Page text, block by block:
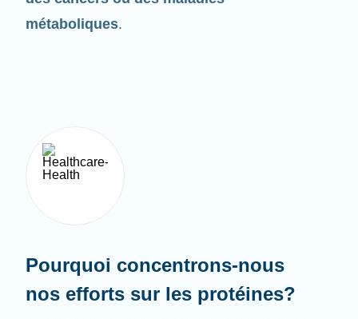
métaboliques.
Pourquoi concentrons-nous
nos efforts sur les protéines?